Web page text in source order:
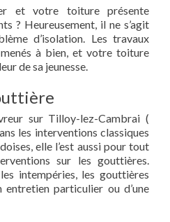
et votre toiture présente
? Heureusement, il ne s’agit
d’isolation. Les travaux
à bien, et votre toiture
de sa jeunesse.
sur Tilloy-lez-Cambrai (
les interventions classiques
elle l’est aussi pour tout
sur les gouttières.
intempéries, les gouttières
entretien particulier ou d’une